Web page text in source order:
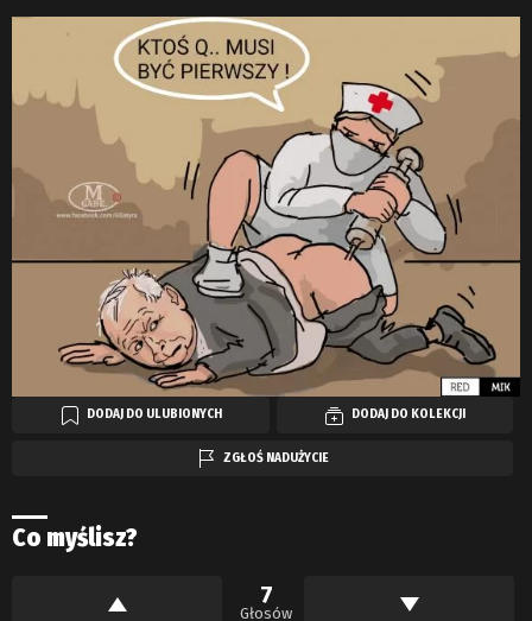
DODAJ DO ULUBIONYCH DODAJ DO KOLEKCJI
ZGŁOŚ NADUŻYCIE
Co myślisz?
7
Głosów